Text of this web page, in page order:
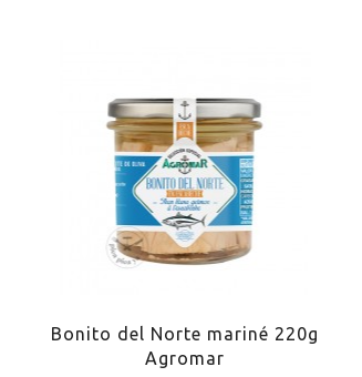
Bonito del Norte mariné 220g
Agromar